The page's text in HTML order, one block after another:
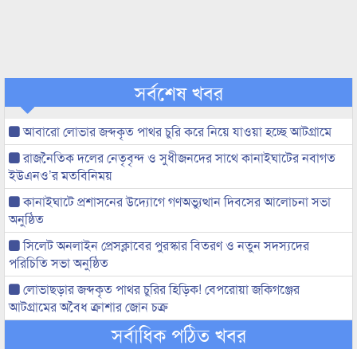
সর্বশেষ খবর
আবারো লোভার জব্দকৃত পাথর চুরি করে নিয়ে যাওয়া হচ্ছে আটগ্রামে
রাজনৈতিক দলের নেতৃবৃন্দ ও সুধীজনদের সাথে কানাইঘাটের নবাগত
ইউএনও’র মতবিনিময়
কানাইঘাটে প্রশাসনের উদ্যোগে গণঅভ্যুত্থান দিবসের আলোচনা সভা
অনুষ্ঠিত
সিলেট অনলাইন প্রেসক্লাবের পুরস্কার বিতরণ ও নতুন সদস্যদের
পরিচিতি সভা অনুষ্ঠিত
লোভাছড়ার জব্দকৃত পাথর চুরির হিড়িক! বেপরোয়া জকিগঞ্জের
আটগ্রামের অবৈধ ক্রাশার জোন চক্র
সর্বাধিক পঠিত খবর